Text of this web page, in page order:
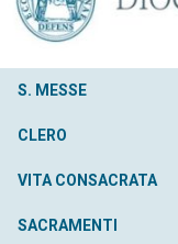
S. MESSE
CLERO
VITA CONSACRATA
SACRAMENTI